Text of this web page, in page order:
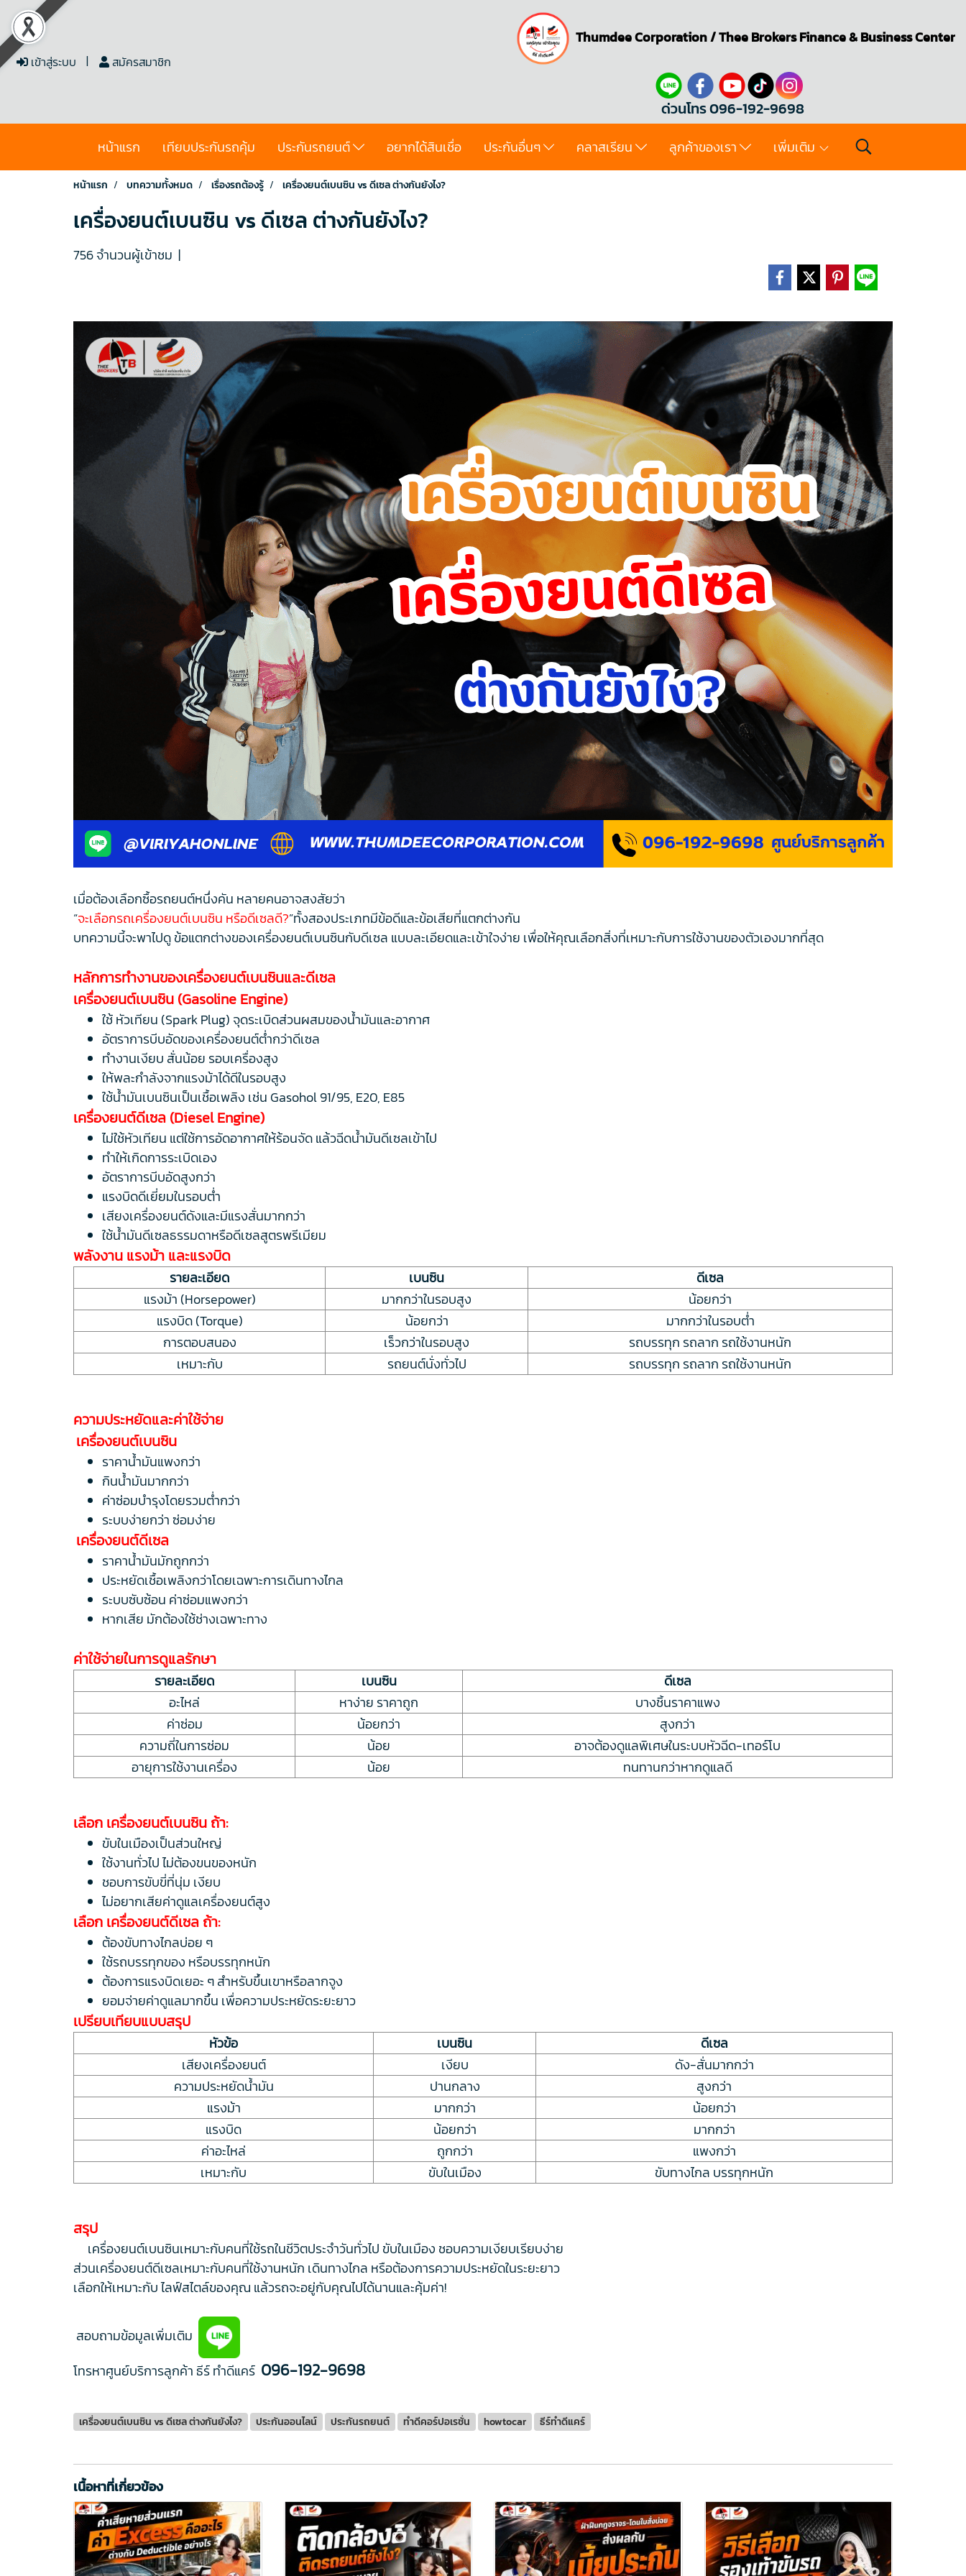
เข้าสู่ระบบ สมัครสมาชิก
Thumdee Corporation/Thee BrokersFinance & Business Center
ด่วนโทร 096-192-9698
หน้าแรก เทียบประกันรถคุ้ม ประกันรถยนต์ อยากได้สินเชื่อ ประกันอื่นๆ คลาสเรียน ลูกค้าของเรา เพิ่มเติม
หน้าแรก บทความทั้งหมด เรื่องรถต้องรู้ เครื่องยนต์เบนซิน vs ดีเซล ต่างกันยังไง?
เครื่องยนต์เบนซิน vs ดีเซล ต่างกันยังไง?
756 จำนวนผู้เข้าชม |
เมื่อต้องเลือกซื้อรถยนต์หนึ่งคัน หลายคนอาจสงสัยว่า
“จะเลือกรถเครื่องยนต์เบนซิน หรือดีเซลดี?”ทั้งสองประเภทมีข้อดีและข้อเสียที่แตกต่างกัน
บทความนี้จะพาไปดู ข้อแตกต่างของเครื่องยนต์เบนซินกับดีเซล แบบละเอียดและเข้าใจง่าย เพื่อให้คุณเลือกสิ่งที่เหมาะกับการใช้งานของตัวเองมากที่สุด
หลักการทำงานของเครื่องยนต์เบนซินและดีเซล
เครื่องยนต์เบนซิน (Gasoline Engine)
ใช้ หัวเทียน (Spark Plug) จุดระเบิดส่วนผสมของน้ำมันและอากาศ
อัตราการบีบอัดของเครื่องยนต์ต่ำกว่าดีเซล
ทำงานเงียบ สั่นน้อย รอบเครื่องสูง
ให้พละกำลังจากแรงม้าได้ดีในรอบสูง
ใช้น้ำมันเบนซินเป็นเชื้อเพลิง เช่น Gasohol 91/95, E20, E85
เครื่องยนต์ดีเซล (Diesel Engine)
ไม่ใช้หัวเทียน แต่ใช้การอัดอากาศให้ร้อนจัด แล้วฉีดน้ำมันดีเซลเข้าไป
ทำให้เกิดการระเบิดเอง
อัตราการบีบอัดสูงกว่า
แรงบิดดีเยี่ยมในรอบต่ำ
เสียงเครื่องยนต์ดังและมีแรงสั่นมากกว่า
ใช้น้ำมันดีเซลธรรมดาหรือดีเซลสูตรพรีเมียม
พลังงาน แรงม้า และแรงบิด
รายละเอียด เบนซิน
ดีเซล
แรงม้า (Horsepower)
มากกว่าในรอบสูง
น้อยกว่า
แรงบิด (Torque)
น้อยกว่า
มากกว่าในรอบต่ำ
การตอบสนอง
เร็วกว่าในรอบสูง
รถบรรทุก รถลาก รถใช้งานหนัก
เหมาะกับ
รถยนต์นั่งทั่วไป รถบรรทุก รถลาก รถใช้งานหนัก
ความประหยัดและค่าใช้จ่าย
เครื่องยนต์เบนซิน
ราคาน้ำมันแพงกว่า
กินน้ำมันมากกว่า
ค่าซ่อมบำรุงโดยรวมต่ำกว่า
ระบบง่ายกว่า ซ่อมง่าย
เครื่องยนต์ดีเซล
ราคาน้ำมันมักถูกกว่า
ประหยัดเชื้อเพลิงกว่าโดยเฉพาะการเดินทางไกล
ระบบซับซ้อน ค่าซ่อมแพงกว่า
หากเสีย มักต้องใช้ช่างเฉพาะทาง
ค่าใช้จ่ายในการดูแลรักษา
รายละเอียด เบนซิน
ดีเซล
อะไหล่
หาง่าย ราคาถูก
บางชิ้นราคาแพง
ค่าซ่อม
น้อยกว่า
สูงกว่า
ความถี่ในการซ่อม
น้อย
อาจต้องดูแลพิเศษในระบบหัวฉีด-เทอร์โบ
อายุการใช้งานเครื่อง
น้อย ทนทานกว่าหากดูแลดี
เลือก เครื่องยนต์เบนซิน ถ้า:
ขับในเมืองเป็นส่วนใหญ่
ใช้งานทั่วไป ไม่ต้องขนของหนัก
ชอบการขับขี่ที่นุ่ม เงียบ
ไม่อยากเสียค่าดูแลเครื่องยนต์สูง
เลือก เครื่องยนต์ดีเซล ถ้า:
ต้องขับทางไกลบ่อย ๆ
ใช้รถบรรทุกของ หรือบรรทุกหนัก
ต้องการแรงบิดเยอะ ๆ สำหรับขึ้นเขาหรือลากจูง
ยอมจ่ายค่าดูแลมากขึ้น เพื่อความประหยัดระยะยาว
เปรียบเทียบแบบสรุป
หัวข้อ เบนซิน
ดีเซล
เสียงเครื่องยนต์
เงียบ
ดัง-สั่นมากกว่า
ความประหยัดน้ำมัน
ปานกลาง
สูงกว่า
แรงม้า
มากกว่า
น้อยกว่า
แรงบิด
น้อยกว่า
มากกว่า
ค่าอะไหล่
ถูกกว่า
แพงกว่า
เหมาะกับ
ขับในเมือง ขับทางไกล บรรทุกหนัก
สรุป
เครื่องยนต์เบนซินเหมาะกับคนที่ใช้รถในชีวิตประจำวันทั่วไป ขับในเมือง ชอบความเงียบเรียบง่าย
ส่วนเครื่องยนต์ดีเซลเหมาะกับคนที่ใช้งานหนัก เดินทางไกล หรือต้องการความประหยัดในระยะยาว
เลือกให้เหมาะกับ ไลฟ์สไตล์ของคุณ แล้วรถจะอยู่กับคุณไปได้นานและคุ้มค่า!
สอบถามข้อมูลเพิ่มเติม
โทรหาศูนย์บริการลูกค้า ธีร์ ทำดีแคร์ 096-192-9698
เครื่องยนต์เบนซิน vs ดีเซล ต่างกันยังไง? ประกันออนไลน์ ประกันรถยนต์ ทำดีคอร์ปอเรชั่น howtocar ธีร์ทำดีแคร์
เนื้อหาที่เกี่ยวข้อง